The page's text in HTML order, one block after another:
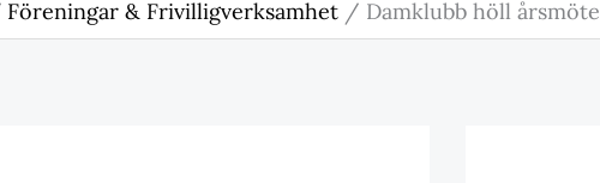
Föreningar & Frivilligverksamhet Damklubb höll årsmöte